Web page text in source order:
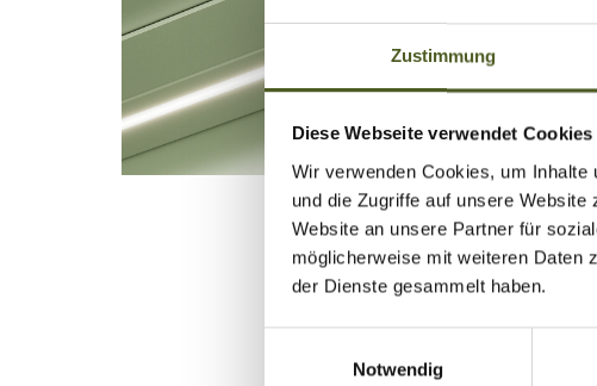
Zustimmung
Diese Webseite verwendet Cookies
Wir verwenden Cookies, um Inhalte
und die Zugriffe auf unsere
Website an unsere Partner für
möglicherweise mit weiteren Daten
der Dienste gesammelt haben.
Notwendig